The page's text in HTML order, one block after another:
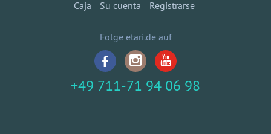
Caja Su cuenta Registrarse
Folge etari.de auf
+49 711-71 94 06 98